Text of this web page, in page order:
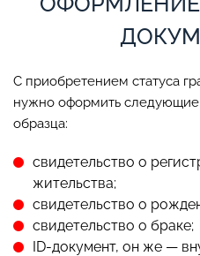
С приобретением статуса
нужно оформить
образца:
свидетельство о
жительства;
свидетельство о
свидетельство о браке;
ID-документ, он же —